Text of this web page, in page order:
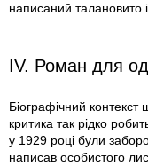
написаний талановито
IV. Роман для
Біографічний
критика так рідко
у 1929 році були
написав особистого